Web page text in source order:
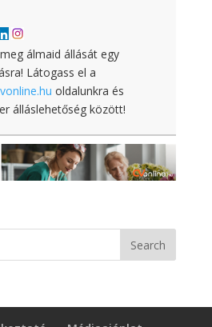
álmaid állását egy
Látogass el a
oldalunkra és
álláslehetőség között!